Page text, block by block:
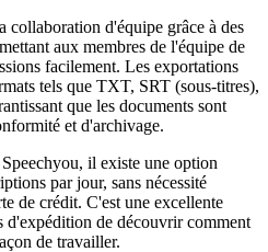
collaboration d'équipe grâce à des
aux membres de l'équipe de
facilement. Les exportations
tels que TXT, SRT (sous-titres),
que les documents sont
et d'archivage.
il existe une option
par jour, sans nécessité
de crédit. C'est une excellente
d'expédition de découvrir comment
de travailler.